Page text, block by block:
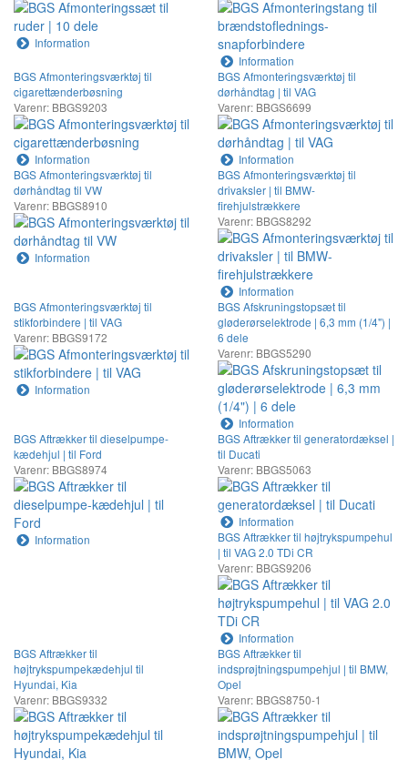
Information
Information
BGS Afmonteringsværktøj til
cigarettænderbøsning
Varenr: BBGS9203
Information
BGS Afmonteringsværktøj til
dørhåndtag | til VAG
Varenr: BBGS6699
Information
BGS Afmonteringsværktøj til
dørhåndtag til VW
Varenr: BBGS8910
Information
BGS Afmonteringsværktøj til
drivaksler | til BMW-
firehjulstrækkere
Varenr: BBGS8292
Information
BGS Afmonteringsværktøj til
stikforbindere | til VAG
Varenr: BBGS9172
Information
BGS Afskruningstopsæt til
gløderørselektrode | 6,3 mm (1/4") |
6 dele
Varenr: BBGS5290
Information
BGS Aftrækker til dieselpumpe-
kædehjul | til Ford
Varenr: BBGS8974
Information
BGS Aftrækker til generatordæksel |
til Ducati
Varenr: BBGS5063
Information
BGS Aftrækker til højtrykspumpehul
| til VAG 2.0 TDi CR
Varenr: BBGS9206
Information
BGS Aftrækker til
højtrykspumpekædehjul til
Hyundai, Kia
Varenr: BBGS9332
BGS Aftrækker til
indsprøjtningspumpehjul | til BMW,
Opel
Varenr: BBGS8750-1